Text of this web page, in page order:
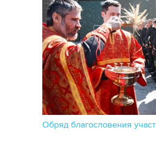
Обряд благословения